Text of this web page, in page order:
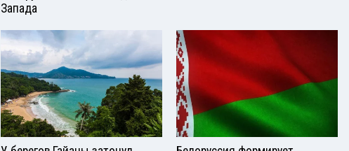
Запада